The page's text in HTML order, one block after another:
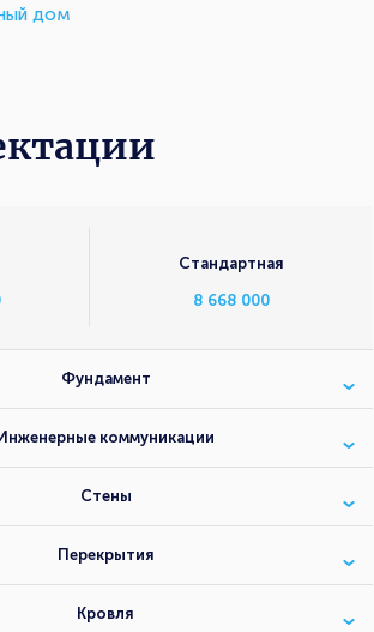
дом
Стандартная
8 668 000
Фундамент
коммуникации
Стены
Перекрытия
Кровля